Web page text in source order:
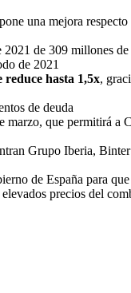
una mejora
de 309 millones
de 2021
reduce hasta 1,5x,
de deuda
marzo, que permitirá a
Grupo Iberia,
de España para
precios del